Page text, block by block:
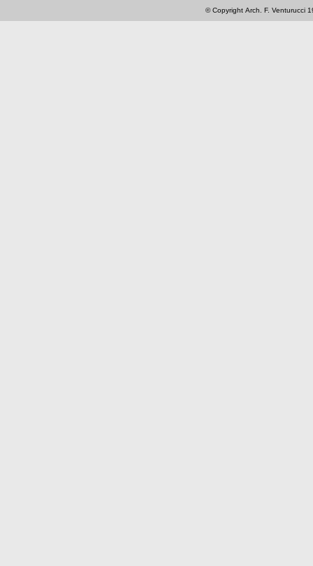
© Copyright Arch. F. Venturucci